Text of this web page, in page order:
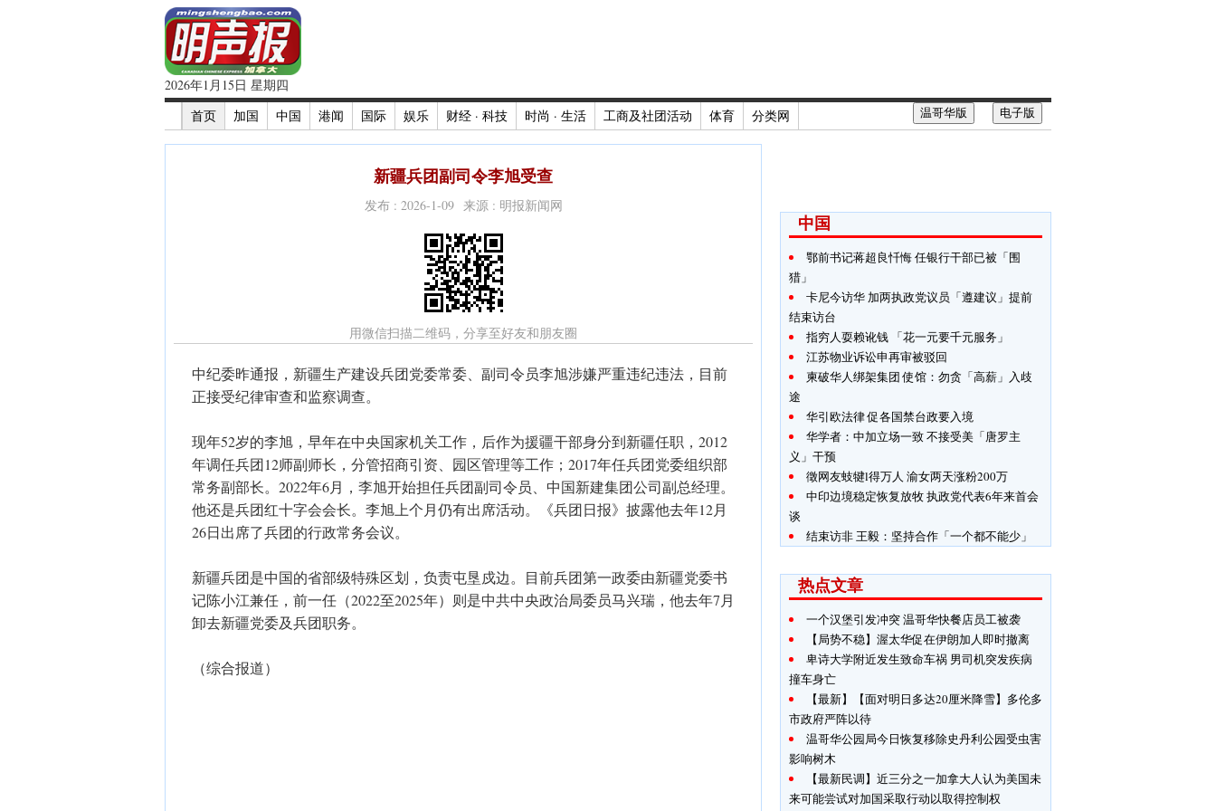
2026年1月15日 星期四
首页
加国 中国 港闻 国际 娱乐 财经 · 科技 时尚 · 生活 工商及社团活动 体育 分类网 电子版
温哥华版
新疆兵团副司令李旭受查
发布 : 2026-1-09 来源 : 明报新闻网
用微信扫描二维码，分享至好友和朋友圈
中纪委昨通报，新疆生产建设兵团党委常委、副司令员李旭涉嫌严重违纪违法，目前
正接受纪律审查和监察调查。
现年52岁的李旭，早年在中央国家机关工作，后作为援疆干部身分到新疆任职，2012
年调任兵团12师副师长，分管招商引资、园区管理等工作；2017年任兵团党委组织部
常务副部长。2022年6月，李旭开始担任兵团副司令员、中国新建集团公司副总经理。
他还是兵团红十字会会长。李旭上个月仍有出席活动。《兵团日报》披露他去年12月
26日出席了兵团的行政常务会议。
新疆兵团是中国的省部级特殊区划，负责屯垦戍边。目前兵团第一政委由新疆党委书
记陈小江兼任，前一任（2022至2025年）则是中共中央政治局委员马兴瑞，他去年7月
卸去新疆党委及兵团职务。
（综合报道）
中国
鄂前书记蒋超良忏悔 任银行干部已被「围
猎」
卡尼今访华 加两执政党议员「遵建议」提前
结束访台
指穷人耍赖讹钱 「花一元要千元服务」
江苏物业诉讼申再审被驳回
柬破华人绑架集团 使馆：勿贪「高薪」入歧
途
华引欧法律 促各国禁台政要入境
华学者：中加立场一致 不接受美「唐罗主
义」干预
徵网友蚑犍l得万人 渝女两天涨粉200万
中印边境稳定恢复放牧 执政党代表6年来首会
谈
结束访非 王毅：坚持合作「一个都不能少」
热点文章
一个汉堡引发冲突 温哥华快餐店员工被袭
【局势不稳】渥太华促在伊朗加人即时撤离
卑诗大学附近发生致命车祸 男司机突发疾病
撞车身亡
【最新】【面对明日多达20厘米降雪】多伦多
市政府严阵以待
温哥华公园局今日恢复移除史丹利公园受虫害
影响树木
【最新民调】近三分之一加拿大人认为美国未
来可能尝试对加国采取行动以取得控制权